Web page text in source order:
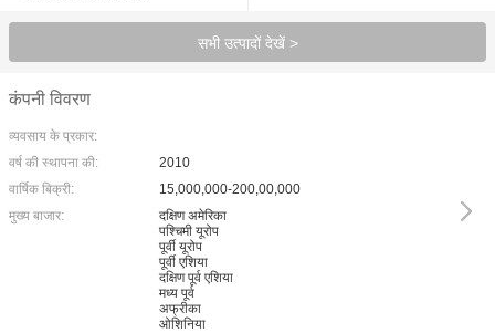
सभी उत्पादों देखें >
कंपनी विवरण
व्यवसाय के प्रकार:
वर्ष की स्थापना की:
2010
वार्षिक बिक्री:
15,000,000-200,00,000
मुख्य बाजार:
दक्षिण अमेरिका
पश्चिमी यूरोप
पूर्वी यूरोप
पूर्वी एशिया
दक्षिण पूर्व एशिया
मध्य पूर्व
अफ्रीका
ओशिनिया